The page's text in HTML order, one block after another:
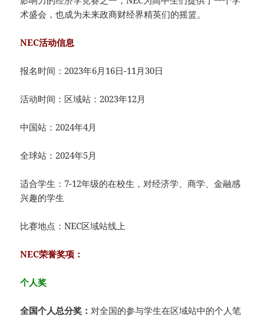
术盛会，也成为未来政商财经界精英们的摇篮。
NEC活动信息
报名时间：2023年6月16日-11月30日
活动时间：区域站：2023年12月
中国站：2024年4月
全球站：2024年5月
适合学生：7-12年级的在校生，对经济学、商学、金融感
兴趣的学生
比赛地点：NEC区域站线上
NEC荣誉奖项：
个人奖
全国个人总分奖：对全国的参与学生在区域站中的个人笔